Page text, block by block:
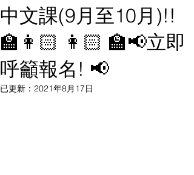
中文課(9月至10月)!!
🏫👩🏻 👩🏻 🏫📢立即
呼籲報名! 📢
已更新： 2021年8月17日